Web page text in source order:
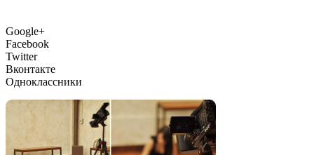
Google+
Facebook
Twitter
Вконтакте
Одноклассники